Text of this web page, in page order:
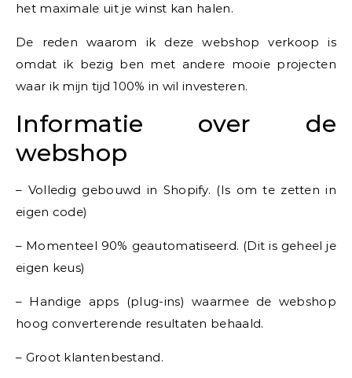
het maximale uit je winst kan halen.
De reden waarom ik deze webshop verkoop is
omdat ik bezig ben met andere mooie projecten
waar ik mijn tijd 100% in wil investeren.
Informatie over de
webshop
– Volledig gebouwd in Shopify. (Is om te zetten in
eigen code)
– Momenteel 90% geautomatiseerd. (Dit is geheel je
eigen keus)
– Handige apps (plug-ins) waarmee de webshop
hoog converterende resultaten behaald.
– Groot klantenbestand.